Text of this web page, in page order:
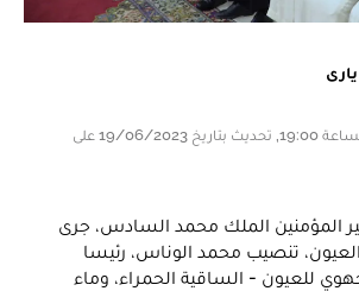
في 19/06/2023 على الساعة 19:00, تحديث بتاريخ 19/06/2023 على
المؤمنين الملك محمد السادس، جرى
العيون، تنصيب محمد الوناس، رئيسا
للعيون - الساقية الحمراء، وماء